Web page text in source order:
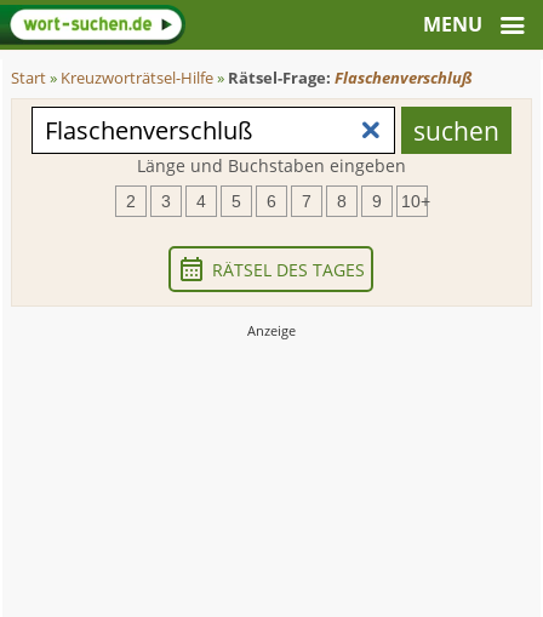
Start» Kreuzworträtsel-Hilfe» Rätsel-Frage:Flaschenverschluß
Länge und Buchstaben eingeben
2 3 4 5 6 7 8 9 10+
RÄTSEL DES TAGES